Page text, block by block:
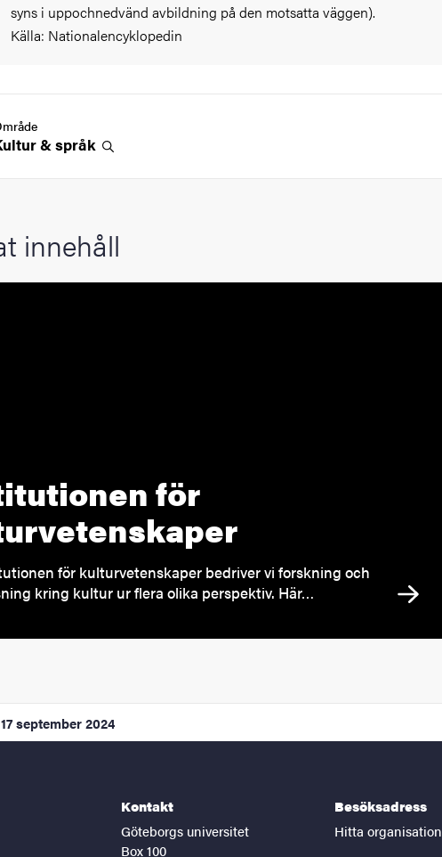
syns i uppochnedvänd avbildning på den motsatta väggen).
Källa: Nationalencyklopedin
&språk
innehåll
för
för kulturvetenskaper bedriver vi forskning och
kring kultur ur flera olika perspektiv. Här…
17 september 2024
Kontakt
Göteborgs universitet
Box 100
Besöksadress
Hitta organisation